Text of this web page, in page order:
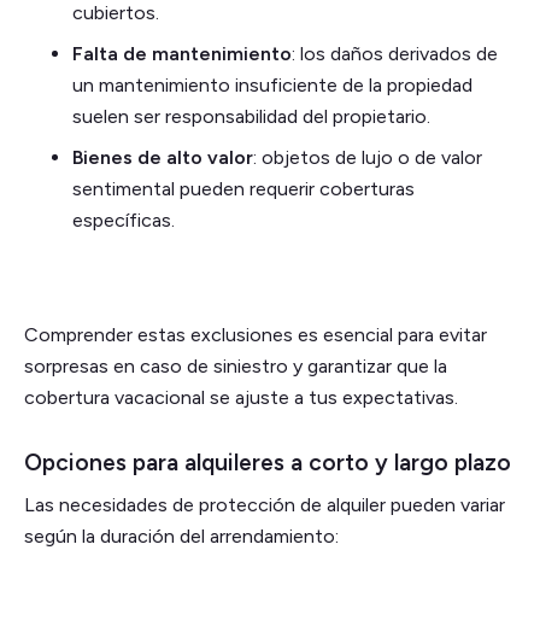
cubiertos.
Falta de mantenimiento: los daños derivados de
un mantenimiento insuficiente de la propiedad
suelen ser responsabilidad del propietario.
Bienes de alto valor: objetos de lujo o de valor
sentimental pueden requerir coberturas
específicas.
Comprender estas exclusiones es esencial para evitar
sorpresas en caso de siniestro y garantizar que la
cobertura vacacional se ajuste a tus expectativas.
Opciones para alquileres a corto y largo plazo
Las necesidades de protección de alquiler pueden variar
según la duración del arrendamiento: